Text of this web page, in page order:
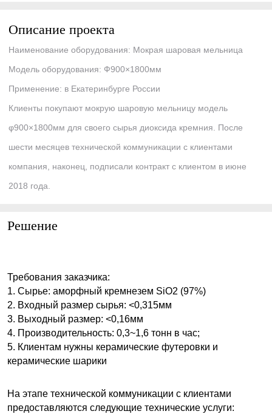
Описание проекта
Наименование оборудования: Мокрая шаровая мельница
Модель оборудования: Ф900×1800мм
Применение: в Екатеринбурге России
Клиенты покупают мокрую шаровую мельницу модель
φ900×1800мм для своего сырья диоксида кремния. После
шести месяцев технической коммуникации с клиентами
компания, наконец, подписали контракт с клиентом в июне
2018 года.
Решение
Требования заказчика:
1. Сырье: аморфный кремнезем SiO2 (97%)
2. Входный размер сырья: <0,315мм
3. Выходный размер: <0,16мм
4. Производительность: 0,3~1,6 тонн в час;
5. Клиентам нужны керамические футеровки и
керамические шарики
На этапе технической коммуникации с клиентами
предоставляются следующие технические услуги: